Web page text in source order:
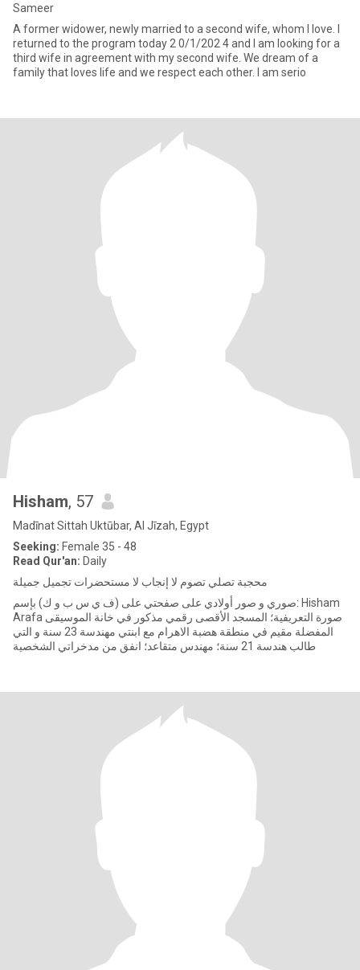
Sameer
A former widower, newly married to a second wife, whom I love. I
returned to the program today 2 0/1/202 4 and I am looking for a
third wife in agreement with my second wife. We dream of a
family that loves life and we respect each other. I am serio
Hisham, 57
Madīnat Sittah Uktūbar, Al Jīzah, Egypt
Seeking: Female 35 - 48
Read Qur'an: Daily
محجبة تصلي تصوم لا إنجاب لا مستحضرات تجميل جميلة
صوري و صور أولادي على صفحتي على (ف ي س ب و ك) بإسم: Hisham
Arafa صورة التعريفية؛ المسجد الأقصى رقمي مذكور في خانة الموسيقى
المفضلة مقيم في منطقة هضبة الاهرام مع ابنتي مهندسة 23 سنة و التي
طالب هندسة 21 سنة؛ مهندس متقاعد؛ انفق من مدخراتي الشخصية